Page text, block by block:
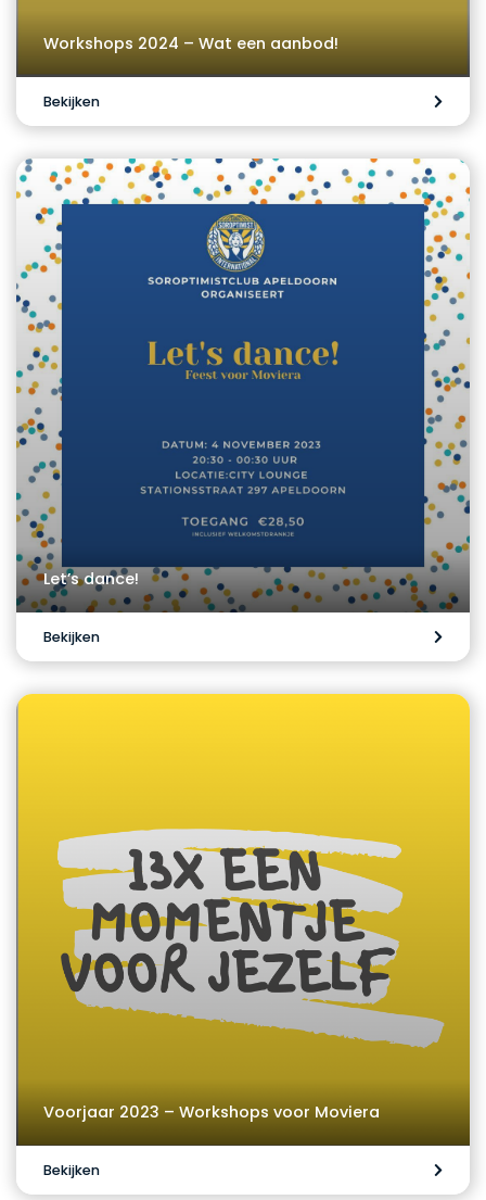
Workshops 2024 – Wat een aanbod!
Bekijken
Let’s dance!
Bekijken
Voorjaar 2023 – Workshops voor Moviera
Bekijken